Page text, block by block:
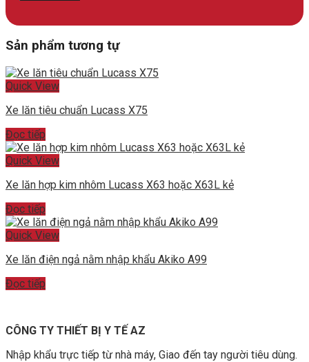
Sản phẩm tương tự
Quick View
Xe lăn tiêu chuẩn Lucass X75
Đọc tiếp
Quick View
Xe lăn hợp kim nhôm Lucass X63 hoặc X63L kẻ
Đọc tiếp
Quick View
Xe lăn điện ngả nằm nhập khẩu Akiko A99
Đọc tiếp
CÔNG TY THIẾT BỊ Y TẾ AZ
Nhập khẩu trực tiếp từ nhà máy, Giao đến tay người tiêu dùng.